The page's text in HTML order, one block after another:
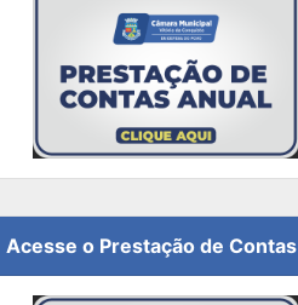
Acesse o Prestação de Contas